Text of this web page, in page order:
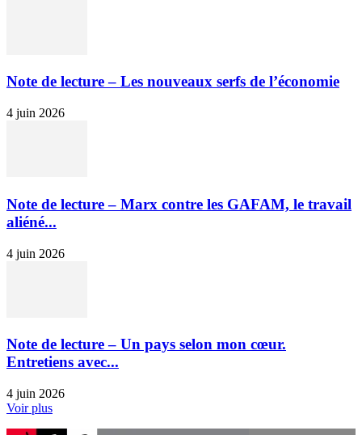
Note de lecture – Les nouveaux serfs de l’économie
4 juin 2026
Note de lecture – Marx contre les GAFAM, le travail
aliéné...
4 juin 2026
Note de lecture – Un pays selon mon cœur.
Entretiens avec...
4 juin 2026
Voir plus